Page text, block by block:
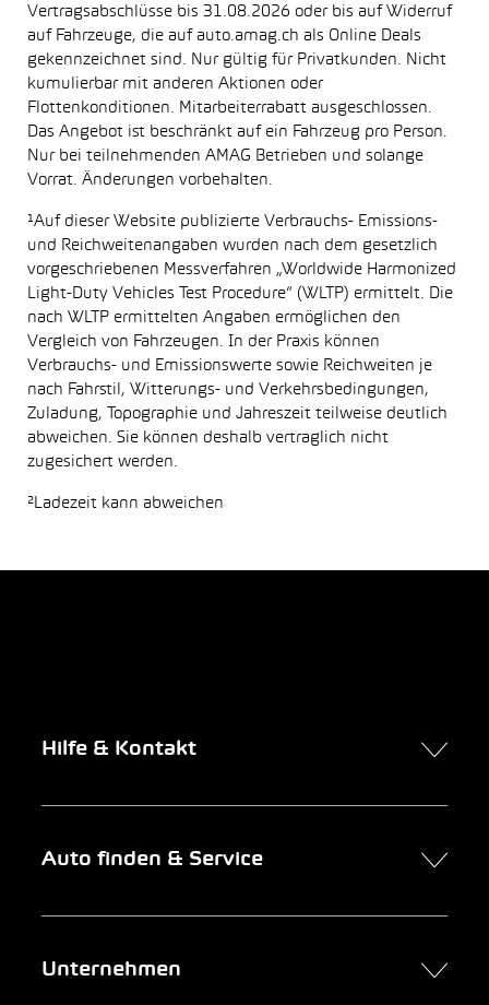
Vertragsabschlüsse bis 31.08.2026 oder bis auf Widerruf
auf Fahrzeuge, die auf auto.amag.ch als Online Deals
gekennzeichnet sind. Nur gültig für Privatkunden. Nicht
kumulierbar mit anderen Aktionen oder
Flottenkonditionen. Mitarbeiterrabatt ausgeschlossen.
Das Angebot ist beschränkt auf ein Fahrzeug pro Person.
Nur bei teilnehmenden AMAG Betrieben und solange
Vorrat. Änderungen vorbehalten.
¹Auf dieser Website publizierte Verbrauchs- Emissions-
und Reichweitenangaben wurden nach dem gesetzlich
vorgeschriebenen Messverfahren „Worldwide Harmonized
Light-Duty Vehicles Test Procedure“ (WLTP) ermittelt. Die
nach WLTP ermittelten Angaben ermöglichen den
Vergleich von Fahrzeugen. In der Praxis können
Verbrauchs- und Emissionswerte sowie Reichweiten je
nach Fahrstil, Witterungs- und Verkehrsbedingungen,
Zuladung, Topographie und Jahreszeit teilweise deutlich
abweichen. Sie können deshalb vertraglich nicht
zugesichert werden.
²Ladezeit kann abweichen
Hilfe & Kontakt
Auto finden & Service
Unternehmen